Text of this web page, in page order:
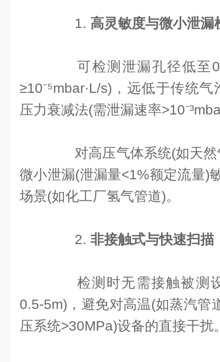
1. ​ 高灵敏度与微小泄漏
可检测泄漏孔径低至
≥10⁻⁵mbar·L/s)，远低于传统
压力衰减法(需泄漏速率
对高压气体系统(如天然
微小泄漏(泄漏量<1%额定流量)
场景(如化工厂氢气管道)。
2. ​ ​非接触式与快速扫描​
检测时无需接触被测
0.5-5m)，避免对高温(如蒸汽
压系统>30MPa)设备的直接干扰